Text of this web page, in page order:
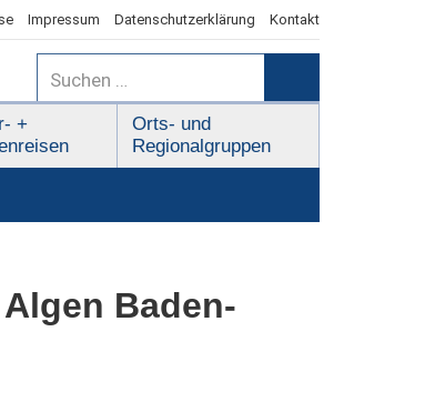
Impressum Datenschutzerklärung Kontakt
Suchen
nach:
+
Orts- und
Regionalgruppen
Baden-